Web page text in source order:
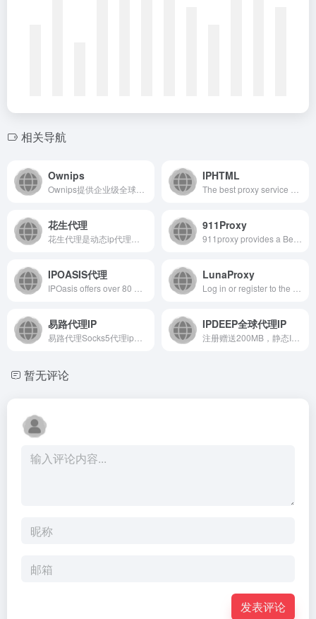
相关导航
Ownips IPHTML
花生代理 911Proxy
IPOASIS代理 LunaProxy
易路代理IP IPDEEP全球代理IP
暂无评论
发表评论